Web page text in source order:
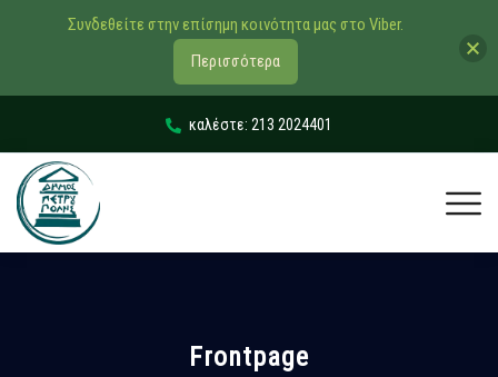
καλέστε: 213 2024401
Frontpage
Συνδεθείτε στην επίσημη κοινότητα μας στο Viber.
Περισσότερα